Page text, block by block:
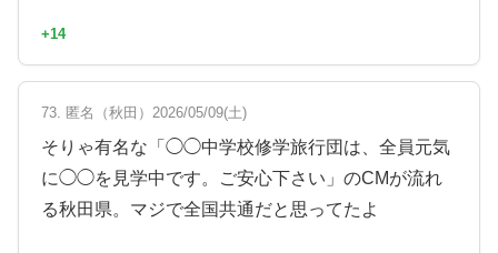
+14
73. 匿名（秋田）2026/05/09(土)
そりゃ有名な「◯◯中学校修学旅行団は、全員元気
に◯◯を見学中です。ご安心下さい」のCMが流れ
る秋田県。マジで全国共通だと思ってたよ